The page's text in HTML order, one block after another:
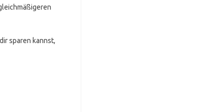
sparen kannst,